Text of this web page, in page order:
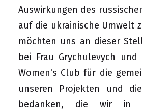
Auswirkungen des
auf die ukrainische Umwelt
möchten uns an dieser
bei Frau Grychulevych
Women‘s Club für die
unseren Projekten und
bedanken, die wir in